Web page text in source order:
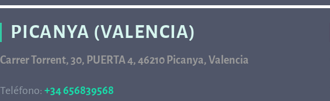
PICANYA (VALENCIA)
Carrer Torrent, 30, PUERTA 4, 46210 Picanya, Valencia
Teléfono: +34 656839568